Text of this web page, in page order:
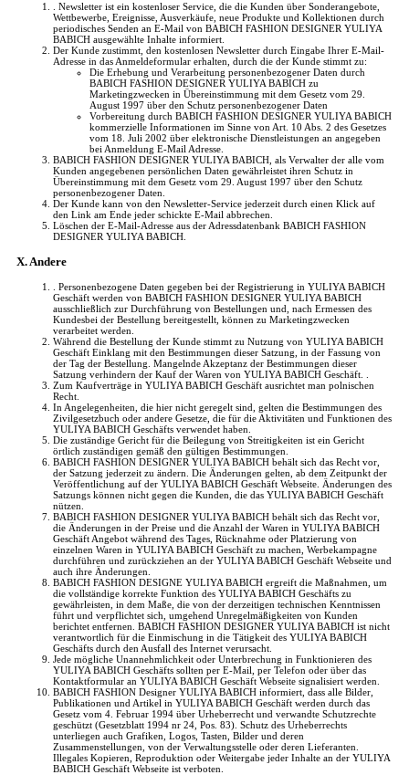
. Newsletter ist ein kostenloser Service, die die Kunden über Sonderangebote,
Wettbewerbe, Ereignisse, Ausverkäufe, neue Produkte und Kollektionen durch
periodisches Senden an E-Mail von BABICH FASHION DESIGNER YULIYA
BABICH ausgewählte Inhalte informiert.
Der Kunde zustimmt, den kostenlosen Newsletter durch Eingabe Ihrer E-Mail-
Adresse in das Anmeldeformular erhalten, durch die der Kunde stimmt zu:
Die Erhebung und Verarbeitung personenbezogener Daten durch
BABICH FASHION DESIGNER YULIYA BABICH zu
Marketingzwecken in Übereinstimmung mit dem Gesetz vom 29.
August 1997 über den Schutz personenbezogener Daten
Vorbereitung durch BABICH FASHION DESIGNER YULIYA BABICH
kommerzielle Informationen im Sinne von Art. 10 Abs. 2 des Gesetzes
vom 18. Juli 2002 über elektronische Dienstleistungen an angegeben
bei Anmeldung E-Mail Adresse.
BABICH FASHION DESIGNER YULIYA BABICH, als Verwalter der alle vom
Kunden angegebenen persönlichen Daten gewährleistet ihren Schutz in
Übereinstimmung mit dem Gesetz vom 29. August 1997 über den Schutz
personenbezogener Daten.
Der Kunde kann von den Newsletter-Service jederzeit durch einen Klick auf
den Link am Ende jeder schickte E-Mail abbrechen.
Löschen der E-Mail-Adresse aus der Adressdatenbank BABICH FASHION
DESIGNER YULIYA BABICH.
X. Andere
. Personenbezogene Daten gegeben bei der Registrierung in YULIYA BABICH
Geschäft werden von BABICH FASHION DESIGNER YULIYA BABICH
ausschließlich zur Durchführung von Bestellungen und, nach Ermessen des
Kundesbei der Bestellung bereitgestellt, können zu Marketingzwecken
verarbeitet werden.
Während die Bestellung der Kunde stimmt zu Nutzung von YULIYA BABICH
Geschäft Einklang mit den Bestimmungen dieser Satzung, in der Fassung von
der Tag der Bestellung. Mangelnde Akzeptanz der Bestimmungen dieser
Satzung verhindern der Kauf der Waren von YULIYA BABICH Geschäft. .
Zum Kaufverträge in YULIYA BABICH Geschäft ausrichtet man polnischen
Recht.
In Angelegenheiten, die hier nicht geregelt sind, gelten die Bestimmungen des
Zivilgesetzbuch oder andere Gesetze, die für die Aktivitäten und Funktionen des
YULIYA BABICH Geschäfts verwendet haben.
Die zuständige Gericht für die Beilegung von Streitigkeiten ist ein Gericht
örtlich zuständigen gemäß den gültigen Bestimmungen.
BABICH FASHION DESIGNER YULIYA BABICH behält sich das Recht vor,
der Satzung jederzeit zu ändern. Die Änderungen gelten, ab dem Zeitpunkt der
Veröffentlichung auf der YULIYA BABICH Geschäft Webseite. Änderungen des
Satzungs können nicht gegen die Kunden, die das YULIYA BABICH Geschäft
nützen.
BABICH FASHION DESIGNER YULIYA BABICH behält sich das Recht vor,
die Änderungen in der Preise und die Anzahl der Waren in YULIYA BABICH
Geschäft Angebot während des Tages, Rücknahme oder Platzierung von
einzelnen Waren in YULIYA BABICH Geschäft zu machen, Werbekampagne
durchführen und zurückziehen an der YULIYA BABICH Geschäft Webseite und
auch ihre Änderungen.
BABICH FASHION DESIGNE YULIYA BABICH ergreift die Maßnahmen, um
die vollständige korrekte Funktion des YULIYA BABICH Geschäfts zu
gewährleisten, in dem Maße, die von der derzeitigen technischen Kenntnissen
führt und verpflichtet sich, umgehend Unregelmäßigkeiten von Kunden
berichtet entfernen. BABICH FASHION DESIGNER YULIYA BABICH ist nicht
verantwortlich für die Einmischung in die Tätigkeit des YULIYA BABICH
Geschäfts durch den Ausfall des Internet verursacht.
Jede mögliche Unannehmlichkeit oder Unterbrechung in Funktionieren des
YULIYA BABICH Geschäfts sollten per E-Mail, per Telefon oder über das
Kontaktformular an YULIYA BABICH Geschäft Webseite signalisiert werden.
BABICH FASHION Designer YULIYA BABICH informiert, dass alle Bilder,
Publikationen und Artikel in YULIYA BABICH Geschäft werden durch das
Gesetz vom 4. Februar 1994 über Urheberrecht und verwandte Schutzrechte
geschützt (Gesetzblatt 1994 nr 24, Pos. 83). Schutz des Urheberrechts
unterliegen auch Grafiken, Logos, Tasten, Bilder und deren
Zusammenstellungen, von der Verwaltungsstelle oder deren Lieferanten.
Illegales Kopieren, Reproduktion oder Weitergabe jeder Inhalte an der YULIYA
BABICH Geschäft Webseite ist verboten.